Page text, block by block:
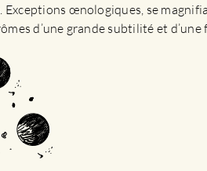
Exceptions œnologiques, se
d’une grande subtilité et d’une